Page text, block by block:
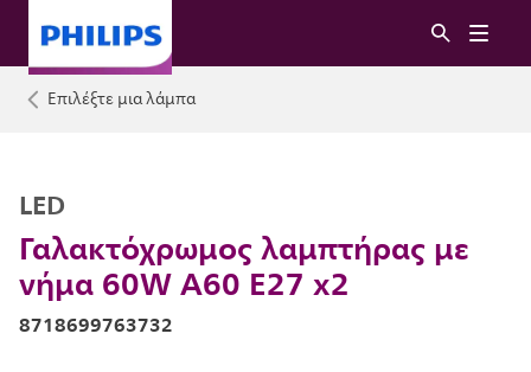
Επιλέξτε μια λάμπα
Γαλακτόχρωμος λαμπτήρας με
νήμα 60W A60 E27 x2
LED
8718699763732